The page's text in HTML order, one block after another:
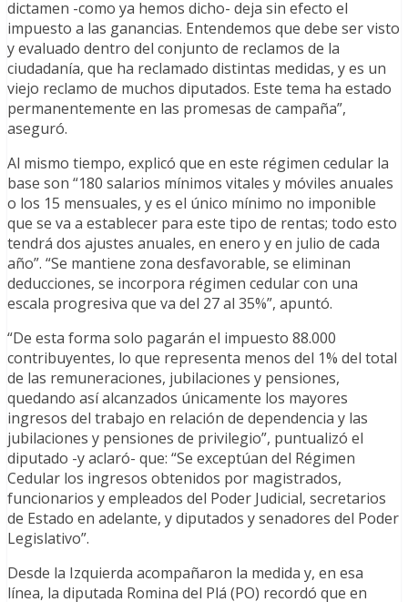
dictamen -como ya hemos dicho- deja sin efecto el
impuesto a las ganancias. Entendemos que debe ser visto
y evaluado dentro del conjunto de reclamos de la
ciudadanía, que ha reclamado distintas medidas, y es un
viejo reclamo de muchos diputados. Este tema ha estado
permanentemente en las promesas de campaña”,
aseguró.
Al mismo tiempo, explicó que en este régimen cedular la
base son “180 salarios mínimos vitales y móviles anuales
o los 15 mensuales, y es el único mínimo no imponible
que se va a establecer para este tipo de rentas; todo esto
tendrá dos ajustes anuales, en enero y en julio de cada
año”. “Se mantiene zona desfavorable, se eliminan
deducciones, se incorpora régimen cedular con una
escala progresiva que va del 27 al 35%”, apuntó.
“De esta forma solo pagarán el impuesto 88.000
contribuyentes, lo que representa menos del 1% del total
de las remuneraciones, jubilaciones y pensiones,
quedando así alcanzados únicamente los mayores
ingresos del trabajo en relación de dependencia y las
jubilaciones y pensiones de privilegio”, puntualizó el
diputado -y aclaró- que: “Se exceptúan del Régimen
Cedular los ingresos obtenidos por magistrados,
funcionarios y empleados del Poder Judicial, secretarios
de Estado en adelante, y diputados y senadores del Poder
Legislativo”.
Desde la Izquierda acompañaron la medida y, en esa
línea, la diputada Romina del Plá (PO) recordó que en